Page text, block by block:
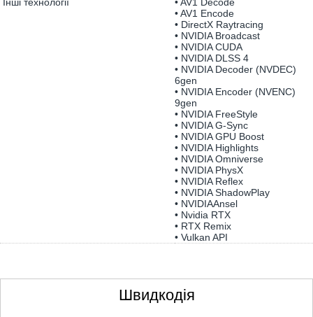
• AV1 Encode
• DirectX Raytracing
• NVIDIA Broadcast
• NVIDIA CUDA
• NVIDIA DLSS 4
• NVIDIA Decoder (NVDEC)
6gen
• NVIDIA Encoder (NVENC)
9gen
• NVIDIA FreeStyle
• NVIDIA G-Sync
• NVIDIA GPU Boost
• NVIDIA Highlights
• NVIDIA Omniverse
• NVIDIA PhysX
• NVIDIA Reflex
• NVIDIA ShadowPlay
• NVIDIAAnsel
• Nvidia RTX
• RTX Remix
• Vulkan API
Швидкодія